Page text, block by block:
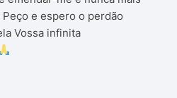
e espero o perdão
Vossa infinita